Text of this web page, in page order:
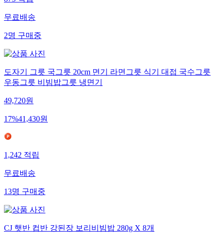
875적립
무료배송
2명구매중
도자기 그릇 국그릇 20cm 면기 라면그릇 식기 대접 국수그릇
우동그릇 비빔밥그릇 냉면기
49,720원
17%41,430원
1,242적립
무료배송
13명구매중
CJ 햇반 컵반 강된장 보리비빔밥 280g X 8개